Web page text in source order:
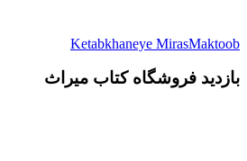
Ketabkhaneye MirasMaktoob
بازدید فروشگاه کتاب میراث